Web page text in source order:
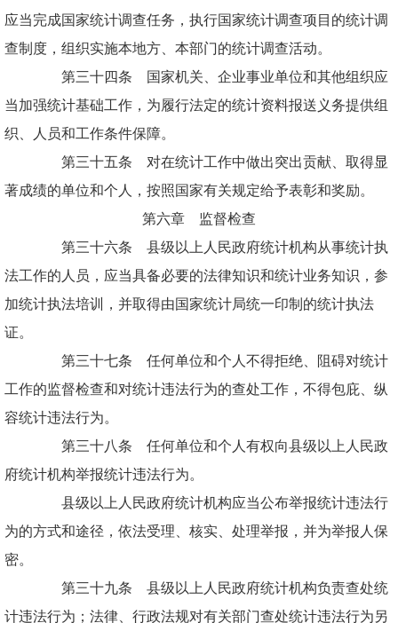
应当完成国家统计调查任务，执行国家统计调查项目的统计调
查制度，组织实施本地方、本部门的统计调查活动。
第三十四条 国家机关、企业事业单位和其他组织应
当加强统计基础工作，为履行法定的统计资料报送义务提供组
织、人员和工作条件保障。
第三十五条 对在统计工作中做出突出贡献、取得显
著成绩的单位和个人，按照国家有关规定给予表彰和奖励。
第六章 监督检查
第三十六条 县级以上人民政府统计机构从事统计执
法工作的人员，应当具备必要的法律知识和统计业务知识，参
加统计执法培训，并取得由国家统计局统一印制的统计执法
证。
第三十七条 任何单位和个人不得拒绝、阻碍对统计
工作的监督检查和对统计违法行为的查处工作，不得包庇、纵
容统计违法行为。
第三十八条 任何单位和个人有权向县级以上人民政
府统计机构举报统计违法行为。
县级以上人民政府统计机构应当公布举报统计违法行
为的方式和途径，依法受理、核实、处理举报，并为举报人保
密。
第三十九条 县级以上人民政府统计机构负责查处统
计违法行为；法律、行政法规对有关部门查处统计违法行为另